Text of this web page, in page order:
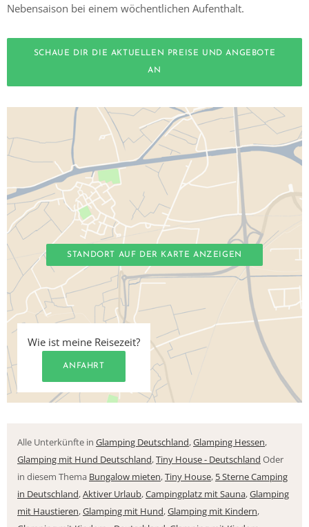
Nebensaison bei einem wöchentlichen Aufenthalt.
SCHAUE DIR DIE AKTUELLEN PREISE UND ANGEBOTE
AN
STANDORT AUF DER KARTE ANZEIGEN
Wie ist meine Reisezeit?
ANFAHRT
Alle Unterkünfte in Glamping Deutschland,Glamping Hessen,
Glamping mit Hund Deutschland,Tiny House - Deutschland Oder
in diesem Thema Bungalow mieten,Tiny House, 5 Sterne Camping
in Deutschland,Aktiver Urlaub,Campingplatz mit Sauna,Glamping
mit Haustieren,Glamping mit Hund,Glamping mit Kindern,